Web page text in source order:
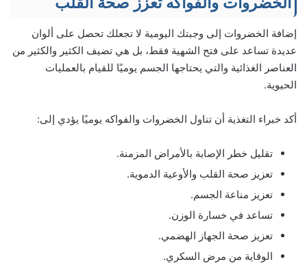
إضافة الخضروات إلى وجبتك اليومية لا تجعلك تحصل على ألوان
عديدة تساعد على فتح الشهية فقط، بل هي تضيف الكثير والكثير من
العناصر الغذائية والتي يحتاجها الجسم يوميًا للقيام بالعمليات
الحيوية.
أكد خبراء التغذية أن تناول الخضروات والفواكه يوميًا يؤدي إلى:
تقليل خطر الإصابة بالأمراض المزمنة.
تعزيز صحة القلب والأوعية الدموية.
تعزيز مناعة الجسم.
تساعد في خسارة الوزن.
تعزيز صحة الجهاز الهضمي.
الوقاية من مرض السكري.